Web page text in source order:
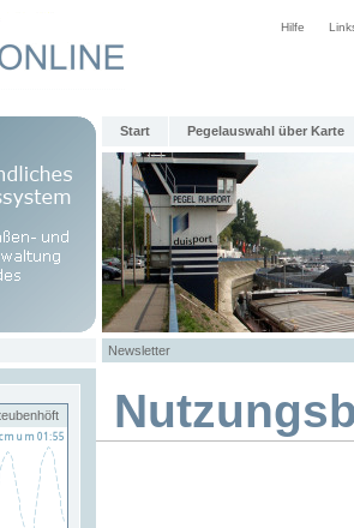
Hilfe
Start Pegelauswahl über Karte
Newsletter